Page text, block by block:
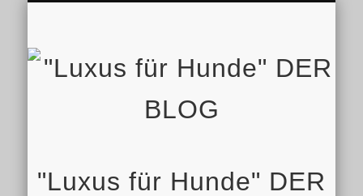
"Luxus für Hunde" DER